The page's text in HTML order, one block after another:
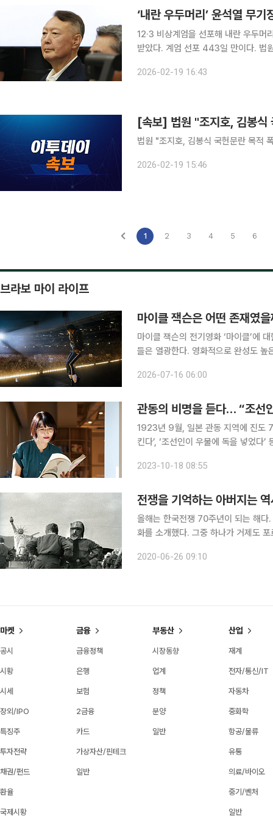
12·3 비상계엄을 선포해 내란 우두머
받았다. 계엄 선포 443일 만이다. 법
리 등 혐의를 받는 윤 전 대통령에게
2026-02-19 16:43
[속보] 법원 "조지호, 김봉식
2026-02-19 15:46
1 2 3 4 5 6
브라보 마이 라이프
마이클 잭슨은 어떤 존재였
마이클 잭슨의 전기영화 ‘마이클’에
들은 열광한다. 영화적으로 완성도 높
일 개봉한 영화 ‘마이클’은 개봉 전부
2026-07-16 06:00
관동의 비명을 듣다… “조선
1923년 9월, 일본 관동 지역에 진도
킨다’, ‘조선인이 우물에 독을 넣었다
금, 여전히 학살 사건의 진상은 명확
2023-10-18 08:55
전쟁을 기억하는 아버지는
올해는 한국전쟁 70주년이 되는 해
화를 소개했다. 그중 하나가 거제도
전쟁 당시 거제도에는 대규모 포로수
2020-06-26 09:10
마켓
공시
시황
시세
장외/IPO
특징주
투자전략
채권/펀드
환율
국제시황
금융
금융정책
은행
보험
2금융
카드
가상자산/핀테크
일반
부동산
시장동향
업계
정책
분양
일반
산업
재계
전자/통신/IT
자동차
중화학
항공/물류
유통
의료/바이오
중기/벤처
일반